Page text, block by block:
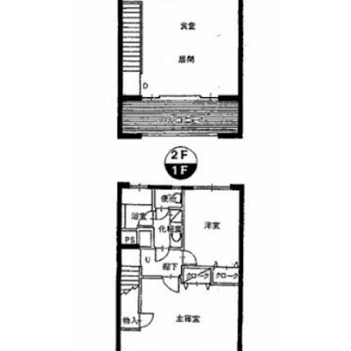
きなアーチ窓。そして、その窓をさらに印象的に
見せる高い天井です。天気のいい日は窓を全開に
して、海からの風を部屋いっぱいに取り込む。そ
れだけで十分。肩に乗っていた余計な力が、すっ
と抜けていくような感覚があります。
バルコニーへ出ると、その先には穏やかな海。そ
して船越名物のカキ小屋。「あ、今日は賑わって
るな」そんなふうに、このまちの日常を少し離れ
た場所から眺める時間も、この部屋ならではの楽
しみ方かもしれません。
そして、この物件にはもうひとつ特別な魅力があ
ります。それが、居住者だけが利用できる共用ビ
ーチ。夏になれば、水着のまま海へ向かい、朝の
ひと泳ぎを楽しむ。午後はお部屋で何もせず過ご